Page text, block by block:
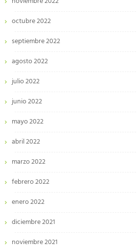
octubre 2022
septiembre 2022
agosto 2022
julio 2022
junio 2022
mayo 2022
abril 2022
marzo 2022
febrero 2022
enero 2022
diciembre 2021
noviembre 2021